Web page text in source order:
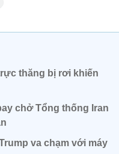
thăng bị rơi khiến
chở Tổng thống Iran
va chạm với máy